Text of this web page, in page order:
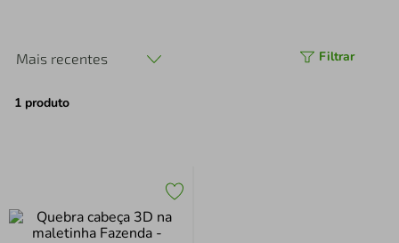
Mais recentes Filtrar
1 produto
perfume
4º